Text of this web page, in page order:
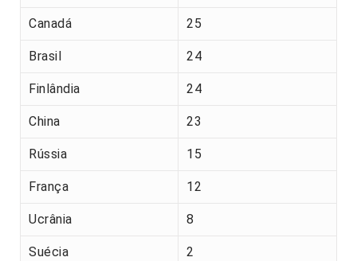
Canadá 25
Brasil 24
Finlândia 24
China 23
Rússia 15
França 12
Ucrânia 8
Suécia 2